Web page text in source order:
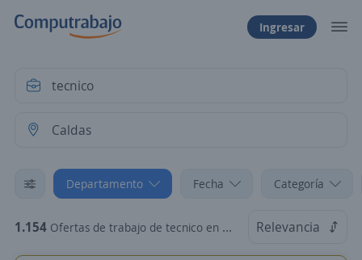
Ingresar
Departamento Fecha Categoría
1.154 Ofertas de trabajo de tecnico en Caldas Relevancia